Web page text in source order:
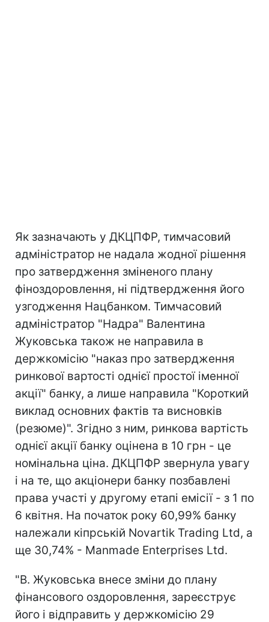
Як зазначають у ДКЦПФР, тимчасовий
адміністратор не надала жодної рішення
про затвердження зміненого плану
фіноздоровлення, ні підтвердження його
узгодження Нацбанком. Тимчасовий
адміністратор "Надра" Валентина
Жуковська також не направила в
держкомісію "наказ про затвердження
ринкової вартості однієї простої іменної
акції" банку, а лише направила "Короткий
виклад основних фактів та висновків
(резюме)". Згідно з ним, ринкова вартість
однієї акції банку оцінена в 10 грн - це
номінальна ціна. ДКЦПФР звернула увагу
і на те, що акціонери банку позбавлені
права участі у другому етапі емісії - з 1 по
6 квітня. На початок року 60,99% банку
належали кіпрській Novartik Trading Ltd, а
ще 30,74% - Manmade Enterprises Ltd.
"В. Жуковська внесе зміни до плану
фінансового оздоровлення, зареєструє
його і відправить у держкомісію 29